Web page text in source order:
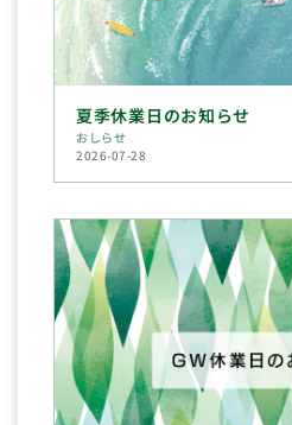
夏季休業日のお知らせ
おしらせ
2026-07-28